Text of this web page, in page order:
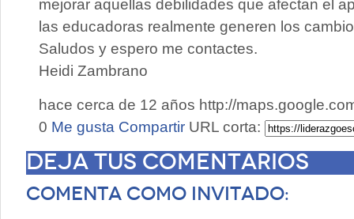
mejorar aquellas debilidades que afectan el
las educadoras realmente generen los
Saludos y espero me contactes.
Heidi Zambrano
hace cerca de 12 años http://
0 Me gusta Compartir URL corta:
Deja tus comentarios
Comenta como invitado: